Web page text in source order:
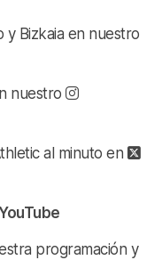
y Bizkaia en nuestro
nuestro
al minuto en
programación y